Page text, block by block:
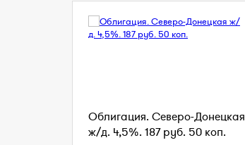
Облигация. Северо-Донецкая
ж/д. 4,5%. 187 руб. 50 коп.